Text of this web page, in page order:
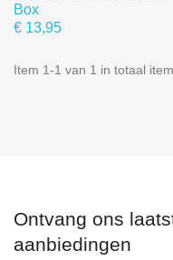
Box
€ 13,95
Item 1-1 van 1 in totaal
Ontvang ons
aanbiedingen